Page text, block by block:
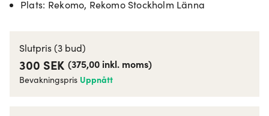
Plats: Rekomo, Rekomo Stockholm Länna
Slutpris(3 bud)
300 SEK (375,00 inkl. moms)
Bevakningspris Uppnått